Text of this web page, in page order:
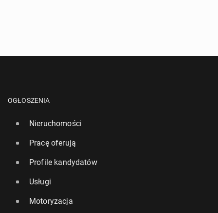
OGŁOSZENIA
Nieruchomości
Pracę oferują
Profile kandydatów
Usługi
Motoryzacja